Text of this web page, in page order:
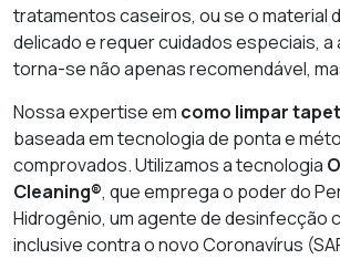
tratamentos caseiros, ou se o material
delicado e requer cuidados especiais,
torna-se não apenas recomendável,
Nossa expertise em como limpar
baseada em tecnologia de ponta e
comprovados. Utilizamos a tecnologia
Cleaning®, que emprega o poder do
Hidrogênio, um agente de desinfecção
inclusive contra o novo Coronavírus